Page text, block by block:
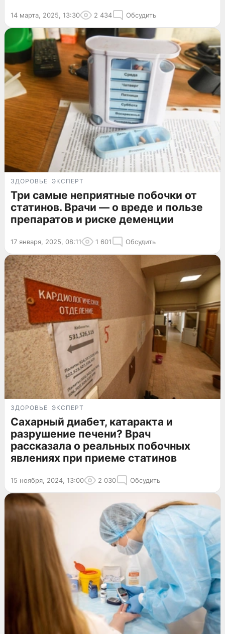
14 марта, 2025, 13:30 2 434 Обсудить
ЗДОРОВЬЕ ЭКСПЕРТ
Три самые неприятные побочки от
статинов. Врачи — о вреде и пользе
препаратов и риске деменции
17 января, 2025, 08:11 1 601 Обсудить
ЗДОРОВЬЕ ЭКСПЕРТ
Сахарный диабет, катаракта и
разрушение печени? Врач
рассказала о реальных побочных
явлениях при приеме статинов
15 ноября, 2024, 13:00 2 030 Обсудить